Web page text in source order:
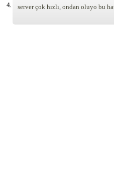
4. server çok hızlı, ondan oluyo bu